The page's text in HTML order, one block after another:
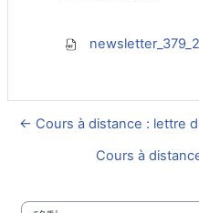
← Cours à distance : lettre
Cours à